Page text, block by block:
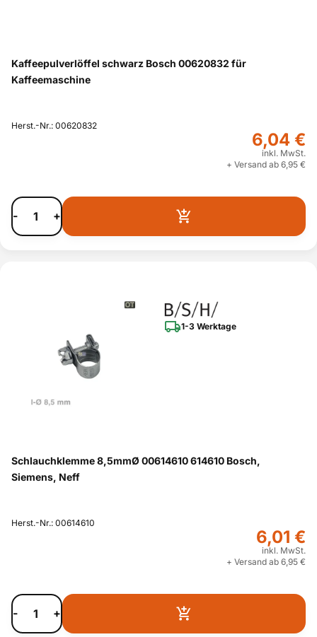
Kaffeepulverlöffel schwarz Bosch 00620832 für
Kaffeemaschine
Herst.-Nr.: 00620832
6,04 €
inkl. MwSt.
+ Versand ab 6,95 €
- +
1-3 Werktage
Schlauchklemme 8,5mmØ 00614610 614610 Bosch,
Siemens, Neff
Herst.-Nr.: 00614610
6,01 €
inkl. MwSt.
+ Versand ab 6,95 €
- +